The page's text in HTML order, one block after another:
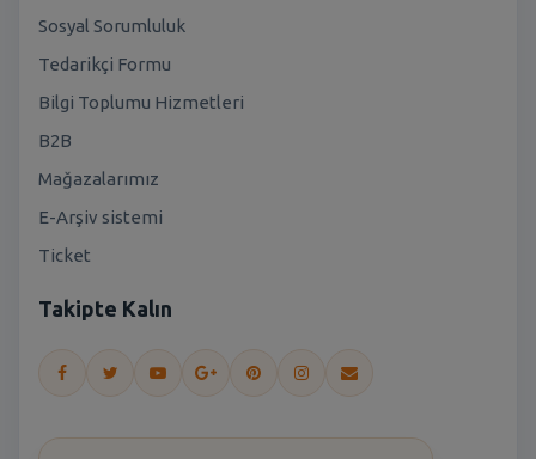
Sosyal Sorumluluk
Tedarikçi Formu
Bilgi Toplumu Hizmetleri
B2B
Mağazalarımız
E-Arşiv sistemi
Ticket
Takipte Kalın